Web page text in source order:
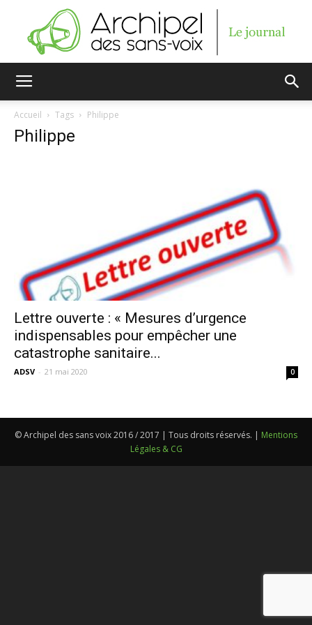
voix
Accueil Tags Philippe
Philippe
Lettre ouverte : « Mesures d’urgence
indispensables pour empêcher une
catastrophe sanitaire...
ADSV - 21 mai 2020 0
© Archipel des sans voix 2016 / 2017 | Tous droits réservés. | Mentions
Légales & CG